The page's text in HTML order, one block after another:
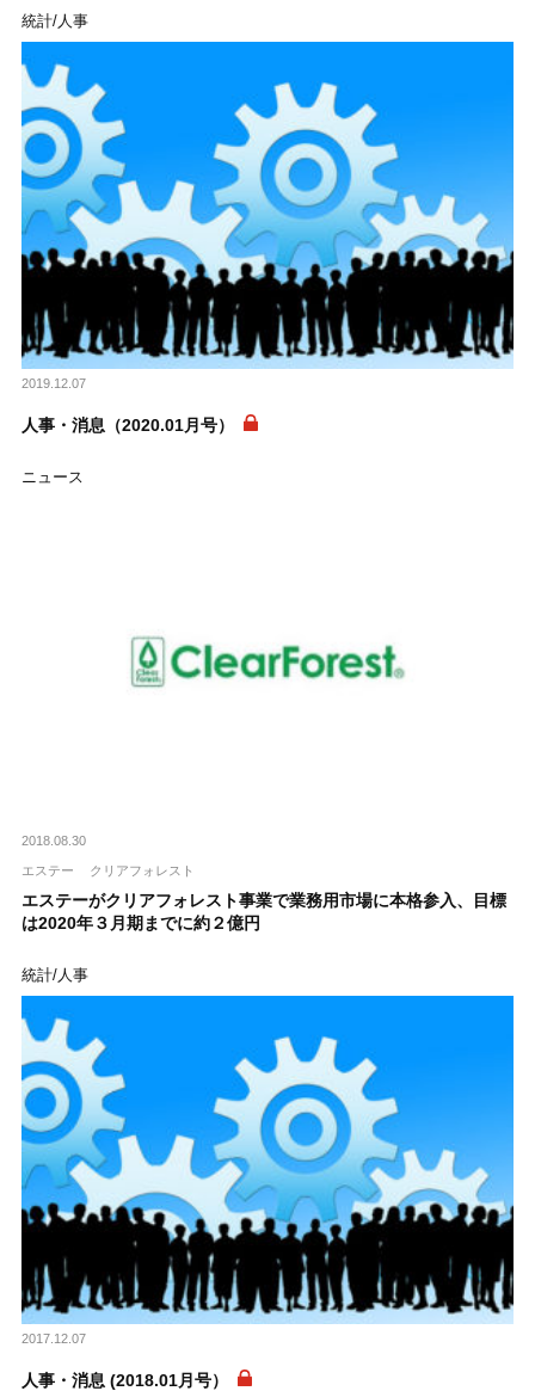
統計/人事
2019.12.07
人事・消息（2020.01月号）
ニュース
2018.08.30
エステー クリアフォレスト
エステーがクリアフォレスト事業で業務用市場に本格参入、目標
は2020年３月期までに約２億円
統計/人事
2017.12.07
人事・消息 (2018.01月号）